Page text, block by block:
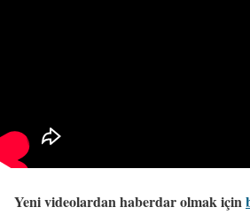
Yeni videolardan haberdar olmak için